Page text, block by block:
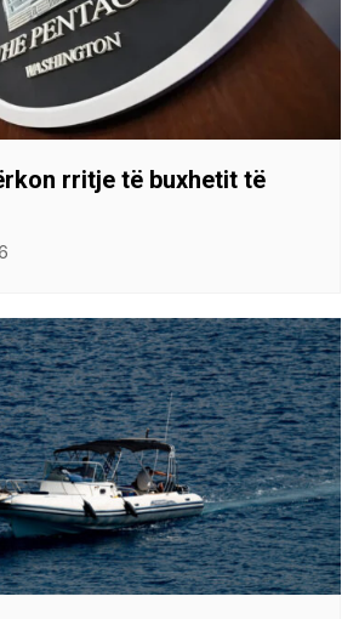
rritje të buxhetit të